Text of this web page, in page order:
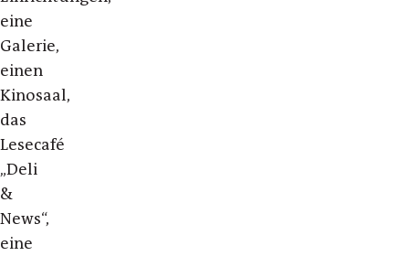
eine
Galerie,
einen
Kinosaal,
das
Lesecafé
„Deli
&
News“,
eine